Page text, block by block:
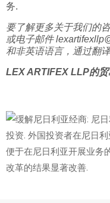
务.
要了解更多关于我们的
或电子邮件
和非英语语言，通过翻
LEX ARTIFEX LLP的